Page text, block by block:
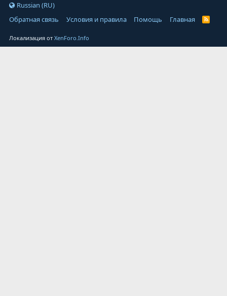
Russian (RU)
Обратная связь
Условия и правила Помощь Главная
Локализация отXenForo.Info